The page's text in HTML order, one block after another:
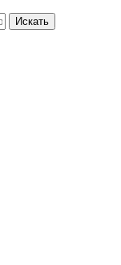
Искать